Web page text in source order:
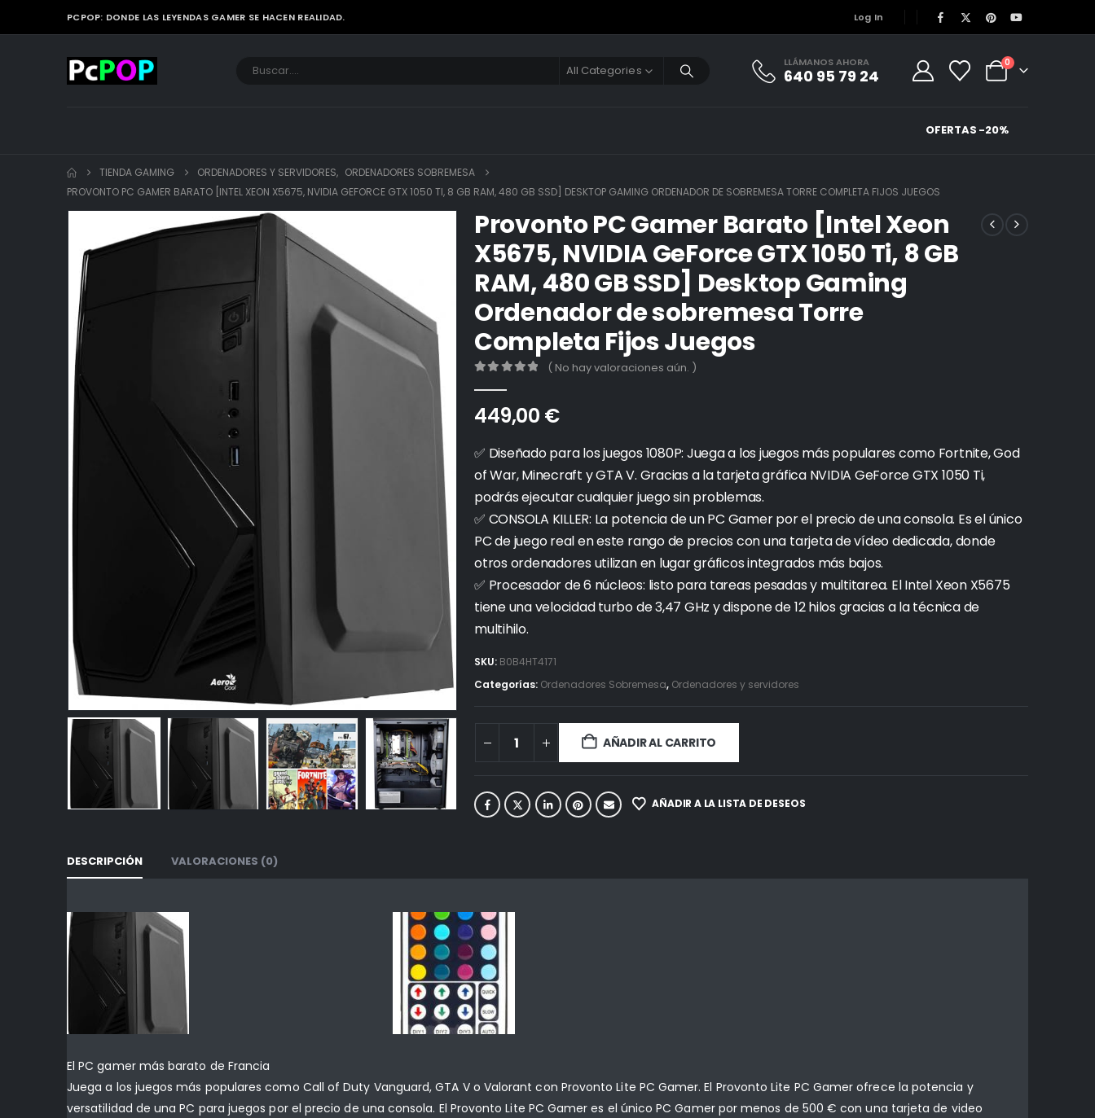
PCPOP: DONDE LAS LEYENDAS GAMER SE HACEN REALIDAD. Log In
All Categories
LLÁMANOS AHORA
640 95 79 24
0
OFERTAS -20%
TIENDA GAMING ORDENADORES Y SERVIDORES, ORDENADORES SOBREMESA
PROVONTO PC GAMER BARATO [INTEL XEON X5675, NVIDIA GEFORCE GTX 1050 TI, 8 GB RAM, 480 GB SSD] DESKTOP GAMING ORDENADOR DE SOBREMESA TORRE COMPLETA FIJOS JUEGOS
Provonto PC Gamer Barato [Intel Xeon
X5675, NVIDIA GeForce GTX 1050 Ti, 8 GB
RAM, 480 GB SSD] Desktop Gaming
Ordenador de sobremesa Torre
Completa Fijos Juegos
( No hay valoraciones aún. )
449,00 €
✅ Diseñado para los juegos 1080P: Juega a los juegos más populares como Fortnite, God
of War, Minecraft y GTA V. Gracias a la tarjeta gráfica NVIDIA GeForce GTX 1050 Ti,
podrás ejecutar cualquier juego sin problemas.
✅ CONSOLA KILLER: La potencia de un PC Gamer por el precio de una consola. Es el único
PC de juego real en este rango de precios con una tarjeta de vídeo dedicada, donde
otros ordenadores utilizan en lugar gráficos integrados más bajos.
✅ Procesador de 6 núcleos: listo para tareas pesadas y multitarea. El Intel Xeon X5675
tiene una velocidad turbo de 3,47 GHz y dispone de 12 hilos gracias a la técnica de
multihilo.
SKU: B0B4HT4171
Categorías: Ordenadores Sobremesa, Ordenadores y servidores
AÑADIR AL CARRITO
AÑADIR A LA LISTA DE DESEOS
DESCRIPCIÓN VALORACIONES (0)
El PC gamer más barato de Francia
Juega a los juegos más populares como Call of Duty Vanguard, GTA V o Valorant con Provonto Lite PC Gamer. El Provonto Lite PC Gamer ofrece la potencia y
versatilidad de una PC para juegos por el precio de una consola. El Provonto Lite PC Gamer es el único PC Gamer por menos de 500 € con una tarjeta de video